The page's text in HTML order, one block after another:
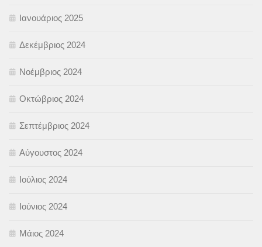
Ιανουάριος 2025
Δεκέμβριος 2024
Νοέμβριος 2024
Οκτώβριος 2024
Σεπτέμβριος 2024
Αύγουστος 2024
Ιούλιος 2024
Ιούνιος 2024
Μάιος 2024